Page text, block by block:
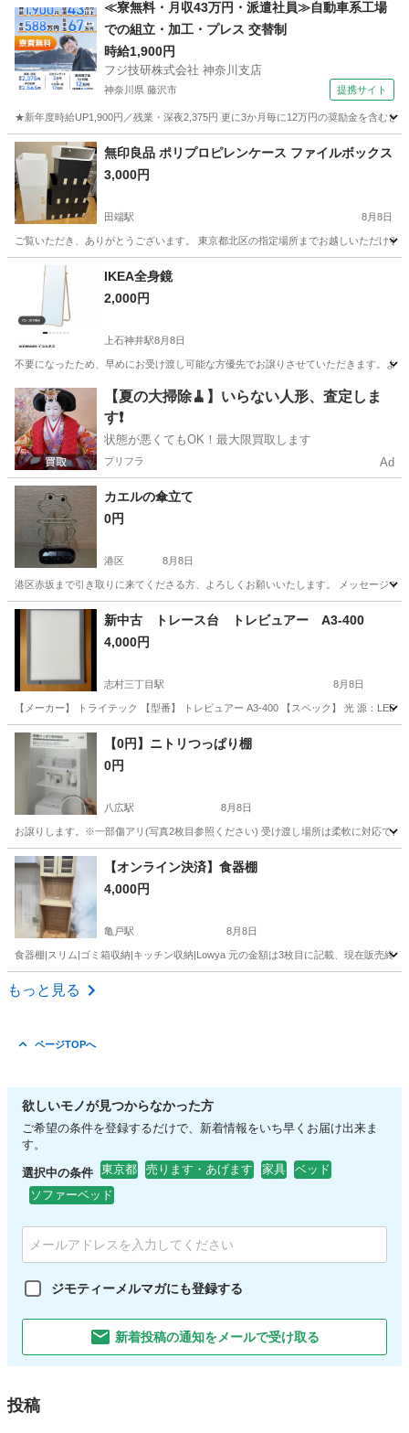
≪寮無料・月収43万円・派遣社員≫自動車系工場
での組立・加工・プレス 交替制
時給1,900円
フジ技研株式会社 神奈川支店
神奈川県 藤沢市 提携サイト
★新年度時給UP1,900円／残業・深夜2,375円 更に3か月毎に12万円の奨励金を含む
神奈川 藤沢市 その他
無印良品 ポリプロピレンケース ファイルボックス
3,000円
田端駅 8月8日
ご覧いただき、ありがとうございます。 東京都北区の指定場所までお越しいただける
北区 収納家具
IKEA全身鏡
2,000円
上石神井駅8月8日
不要になったため、早めにお受け渡し可能な方優先でお譲りさせていただきます。よ
東京 練馬区 上石神井駅 ミラー/鏡
【夏の大掃除🧹】いらない人形、査定しま
す❗️
状態が悪くてもOK！最大限買取します
プリフラ Ad
カエルの傘立て
0円
港区 8月8日
港区赤坂まで引き取りに来てくださる方、よろしくお願いいたします。 メッセージ
東京 港区 インテリア雑貨/小物
新中古 トレース台 トレビュアー A3-400
4,000円
志村三丁目駅 8月8日
【メーカー】 トライテック 【型番】 トレビュアー A3-400 【スペック】 光 源：LED
東京 板橋区 志村三丁目駅 家具 トレース台
【0円】ニトリつっぱり棚
0円
八広駅 8月8日
お譲りします。※一部傷アリ(写真2枚目参照ください) 受け渡し場所は柔軟に対応でき
東京 墨田区 八広駅 収納家具 つっぱり
【オンライン決済】食器棚
4,000円
亀戸駅 8月8日
食器棚|スリム|ゴミ箱収納|キッチン収納|Lowya 元の金額は3枚目に記載、現在販売終
東京 江東区
もっと見る
ページTOPへ
欲しいモノが見つからなかった方
ご希望の条件を登録するだけで、新着情報をいち早くお届け出来ま
す。
選択中の条件 東京都 売ります・あげます 家具
ベッド
ソファーベッド
ジモティーメルマガにも登録する
新着投稿の通知をメールで受け取る
投稿